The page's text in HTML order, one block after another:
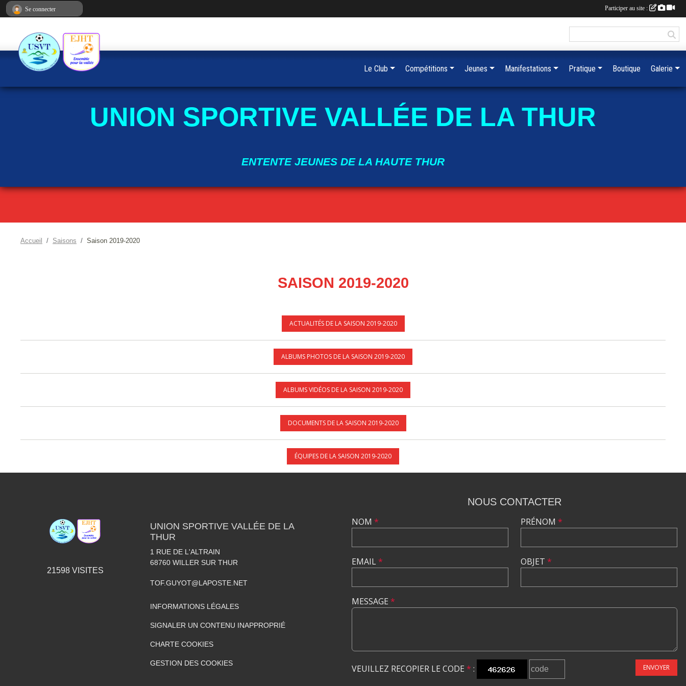
UNION SPORTIVE VALLÉE DE LA THUR
ENTENTE JEUNES DE LA HAUTE THUR
Accueil Saisons Saison 2019-2020
SAISON 2019-2020
ACTUALITÉS DE LA SAISON 2019-2020
ALBUMS PHOTOS DE LA SAISON 2019-2020
ALBUMS VIDÉOS DE LA SAISON 2019-2020
DOCUMENTS DE LA SAISON 2019-2020
ÉQUIPES DE LA SAISON 2019-2020
Le Club Compétitions Jeunes Manifestations Pratique Boutique Galerie
21598VISITES
UNION SPORTIVE VALLÉE DE LA
THUR
1 RUE DE L'ALTRAIN
68760 WILLER SUR THUR
TOF.GUYOT@LAPOSTE.NET
INFORMATIONS LÉGALES
SIGNALER UN CONTENU INAPPROPRIÉ
CHARTE COOKIES
GESTION DES COOKIES
NOUS CONTACTER
NOM *
EMAIL*
PRÉNOM *
OBJET *
MESSAGE *
VEUILLEZ RECOPIER LE CODE * : ENVOYER
Se connecter Participer au site :
Panneau de gestion des cookies